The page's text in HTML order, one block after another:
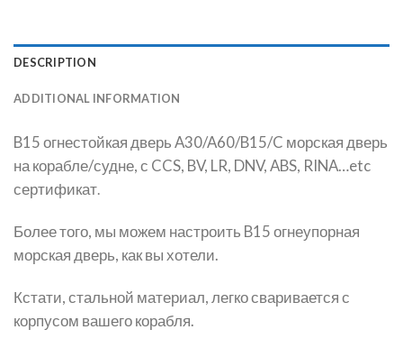
DESCRIPTION
ADDITIONAL INFORMATION
B15 огнестойкая дверь A30/A60/B15/C морская дверь
на корабле/судне, с CCS, BV, LR, DNV, ABS, RINA…etc
сертификат.
Более того, мы можем настроить B15 огнеупорная
морская дверь, как вы хотели.
Кстати, стальной материал, легко сваривается с
корпусом вашего корабля.